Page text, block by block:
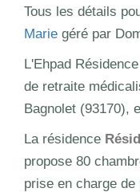
Tous les détails
Marie géré par
L'Ehpad
de retraite
Bagnolet (93170),
La résidence
propose 80
prise en charge de